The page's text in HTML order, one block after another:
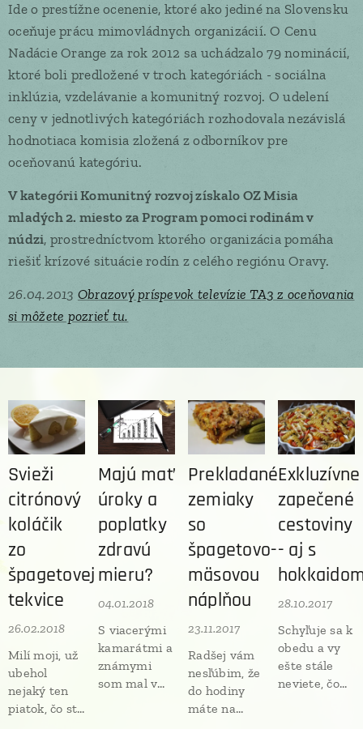
Ide o prestížne ocenenie, ktoré ako jediné na Slovensku
oceňuje prácu mimovládnych organizácií. O Cenu
Nadácie Orange za rok 2012 sa uchádzalo 79 nominácií,
ktoré boli predložené v troch kategóriách - sociálna
inklúzia, vzdelávanie a komunitný rozvoj. O udelení
ceny v jednotlivých kategóriách rozhodovala nezávislá
hodnotiaca komisia zložená z odborníkov pre
oceňovanú kategóriu.
V kategórii Komunitný rozvoj získalo OZ Misia
mladých 2. miesto za Program pomoci rodinám v
núdzi, prostredníctvom ktorého organizácia pomáha
riešiť krízové situácie rodín z celého regiónu Oravy.
26.04.2013 Obrazový príspevok televízie TA3 z oceňovania
si môžete pozrieť tu.
Svieži
citrónový
koláčik
zo
špagetovej
tekvice
26.02.2018
Milí moji, už
ubehol
nejaký ten
piatok, čo ste
Majú mať
úroky a
poplatky
zdravú
mieru?
04.01.2018
S viacerými
kamarátmi a
známymi
som mal v
Prekladané
zemiaky
so
špagetovo-
mäsovou
náplňou
23.11.2017
Radšej vám
nesľúbim, že
do hodiny
máte na
Exkluzívne
zapečené
cestoviny
- aj s
28.10.2017
Schyľuje sa k
obedu a vy
ešte stále
neviete, čo